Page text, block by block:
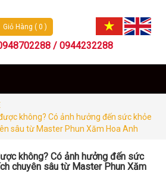
Giỏ Hàng ( 0 )
/ 0944232288
không? Có ảnh hưởng đến sức khỏe
sâu từ Master Phun Xăm Hoa Anh
không? Có ảnh hưởng đến sức
chuyên sâu từ Master Phun Xăm